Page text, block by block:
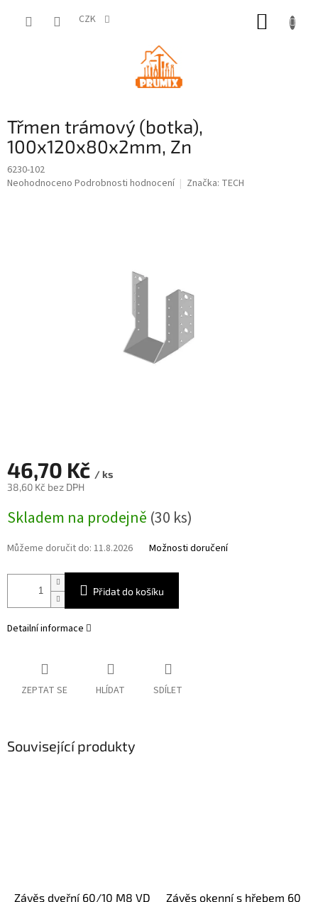
CZK
Třmen trámový (botka),
100x120x80x2mm, Zn
6230-102
Průměrné
Neohodnoceno Podrobnosti hodnocení Značka: TECH
46,70 Kč / ks
38,60 Kč bez DPH
cena:
Skladem na prodejně (30 ks)
Můžeme doručit do: 11.8.2026 Možnosti doručení
Přidat do košíku
Detailní informace
ZEPTAT SE HLÍDAT SDÍLET
Související produkty
Závěs dveřní 60/10 M8 VD
Závěs okenní s hřebem 60